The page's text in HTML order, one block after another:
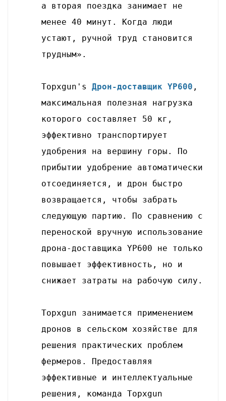
а вторая поездка занимает не
менее 40 минут. Когда люди
устают, ручной труд становится
трудным».
Topxgun'sДрон-доставщик YP600 ,
максимальная полезная нагрузка
которого составляет 50 кг,
эффективно транспортирует
удобрения на вершину горы. По
прибытии удобрение автоматически
отсоединяется, и дрон быстро
возвращается, чтобы забрать
следующую партию. По сравнению с
переноской вручную использование
дрона-доставщика YP600 не только
повышает эффективность, но и
снижает затраты на рабочую силу.
Topxgun занимается применением
дронов в сельском хозяйстве для
решения практических проблем
фермеров. Предоставляя
эффективные и интеллектуальные
решения, команда Topxgun